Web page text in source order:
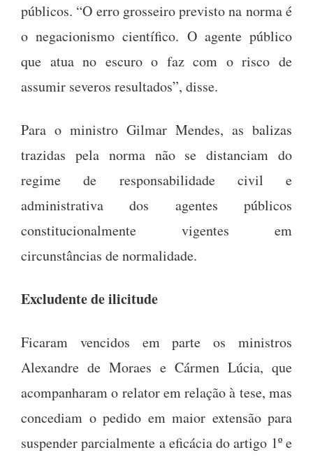
públicos. “O erro grosseiro previsto na norma é
o negacionismo científico. O agente público
que atua no escuro o faz com o risco de
assumir severos resultados”, disse.
Para o ministro Gilmar Mendes, as balizas
trazidas pela norma não se distanciam do
regime de responsabilidade civil e
administrativa dos agentes públicos
constitucionalmente vigentes em
circunstâncias de normalidade.
Excludente de ilicitude
Ficaram vencidos em parte os ministros
Alexandre de Moraes e Cármen Lúcia, que
acompanharam o relator em relação à tese, mas
concediam o pedido em maior extensão para
suspender parcialmente a eficácia do artigo 1º e